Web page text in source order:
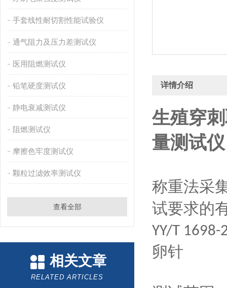
手套线性耐切割性能试验仪
通气阻力及压力差测试仪
医用阻燃测试仪
铅笔硬度测试仪
静电衰减测试仪
阻燃测试仪
摩擦色牢度测试仪
颗粒过滤效率测试仪
查看全部
相关文章
RELATED ARTICLES
详情介绍
生殖穿
量测试
称重法采
试要求的
YY/T 1698-
卵针